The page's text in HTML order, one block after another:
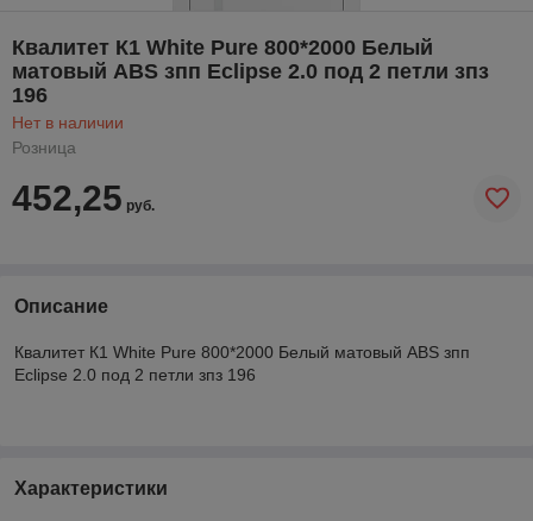
Квалитет К1 White Pure 800*2000 Белый
матовый ABS зпп Eclipse 2.0 под 2 петли зпз
196
Нет в наличии
Розница
452,25 руб.
Описание
Квалитет К1 White Pure 800*2000 Белый матовый ABS зпп
Eclipse 2.0 под 2 петли зпз 196
Характеристики